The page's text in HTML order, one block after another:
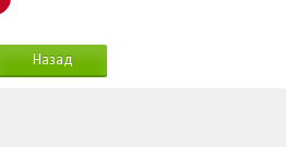
Назад